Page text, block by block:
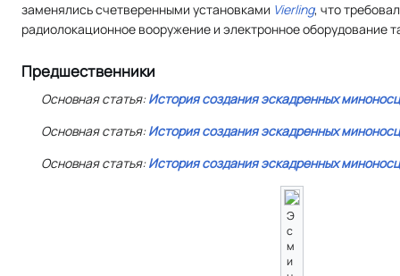
заменялись счетверенными установками Vierling, что
радиолокационное вооружение и электронное оборудование
Предшественники
Основная статья:История создания эскадренных
Основная статья:История создания эскадренных
Основная статья:История создания эскадренных
Э
с
м
и